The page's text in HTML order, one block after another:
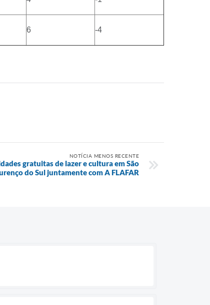
6 -4
NOTÍCIA MENOS RECENTE
gratuitas de lazer e cultura em São
do Sul juntamente com A FLAFAR